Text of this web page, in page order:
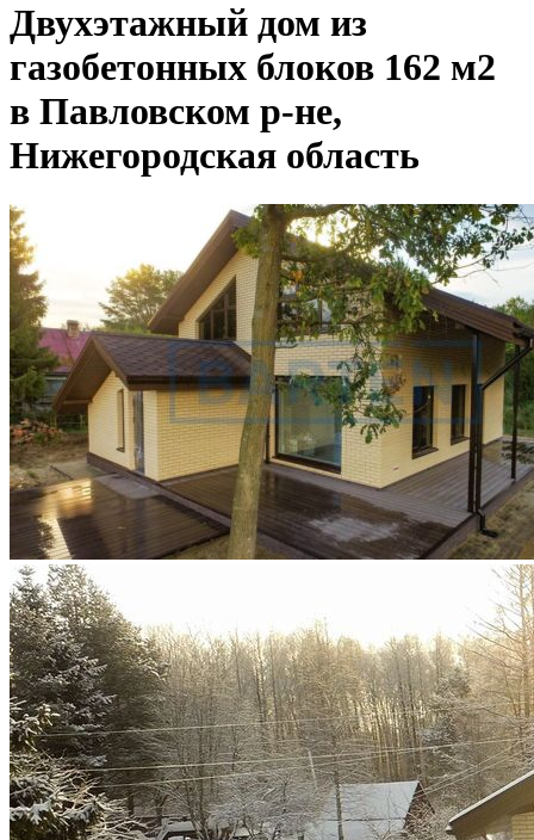
Двухэтажный дом из
газобетонных блоков 162 м2
в Павловском р-не,
Нижегородская область